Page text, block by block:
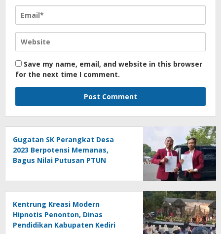
Save my name, email, and website in this browser
for the next time I comment.
Gugatan SK Perangkat Desa
2023 Berpotensi Memanas,
Bagus Nilai Putusan PTUN
Kentrung Kreasi Modern
Hipnotis Penonton, Dinas
Pendidikan Kabupaten Kediri